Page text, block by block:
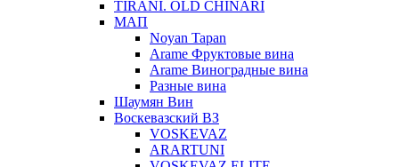
TIRANI. OLD CHINARI
МАП
Noyan Tapan
Arame Фруктовые вина
Arame Виноградные вина
Разные вина
Шаумян Вин
Воскевазский ВЗ
VOSKEVAZ
ARARTUNI